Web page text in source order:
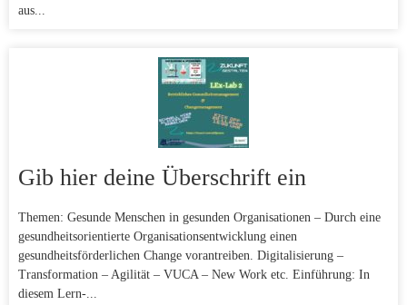
aus...
Gib hier deine Überschrift ein
Themen: Gesunde Menschen in gesunden Organisationen – Durch eine
gesundheitsorientierte Organisationsentwicklung einen
gesundheitsförderlichen Change vorantreiben. Digitalisierung –
Transformation – Agilität – VUCA – New Work etc. Einführung: In
diesem Lern-...